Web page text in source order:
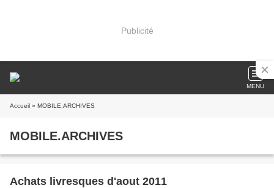
Publicité
MENU
Accueil » MOBILE.ARCHIVES
MOBILE.ARCHIVES
Achats livresques d'aout 2011